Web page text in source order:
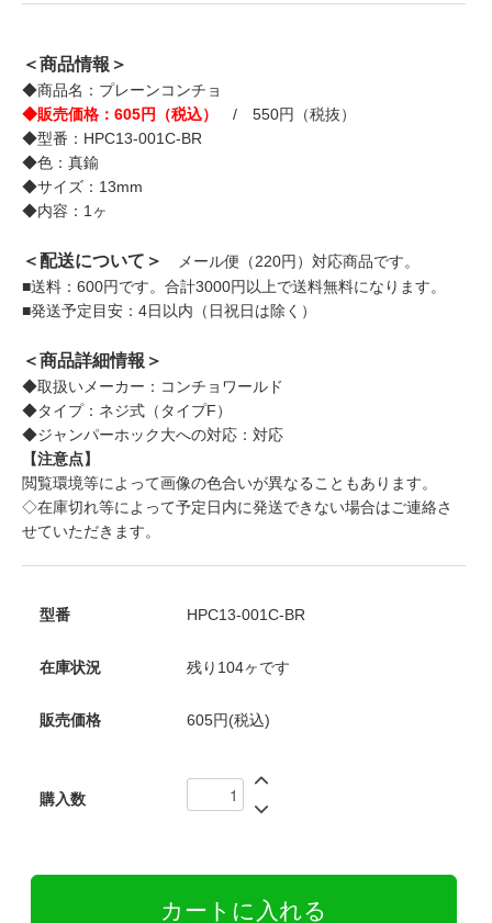
＜商品情報＞
◆商品名：プレーンコンチョ
◆販売価格：605円（税込）
/ 550円（税抜）
◆型番：HPC13-001C-BR
◆色：真鍮
◆サイズ：13mm
◆内容：1ヶ
＜配送について＞
メール便（220円）対応商品です。
■送料：600円です。合計3000円以上で送料無料になります。
■発送予定目安：4日以内（日祝日は除く）
＜商品詳細情報＞
◆取扱いメーカー：コンチョワールド
◆タイプ：ネジ式（タイプF）
◆ジャンパーホック大への対応：対応
【注意点】
閲覧環境等によって画像の色合いが異なることもあります。
◇在庫切れ等によって予定日内に発送できない場合はご連絡さ
せていただきます。
型番 HPC13-001C-BR
在庫状況 残り104ヶです
販売価格 605円(税込)
購入数